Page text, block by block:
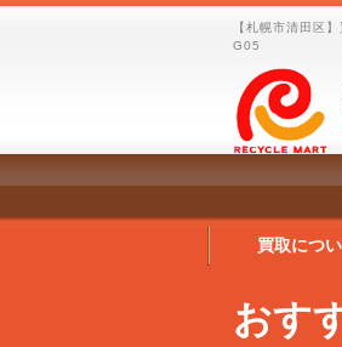
【札幌市清田区
G05
買取につ
おす